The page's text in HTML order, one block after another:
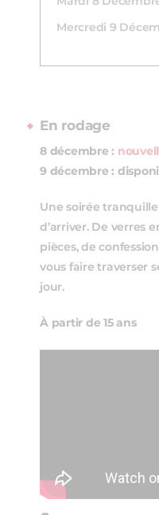
Mercredi 9
En rodage
8 décembre :
9 décembre :
Une soirée
d’arriver. De verres
pièces, de
vous faire traverser
jour.
À partir de 15 ans